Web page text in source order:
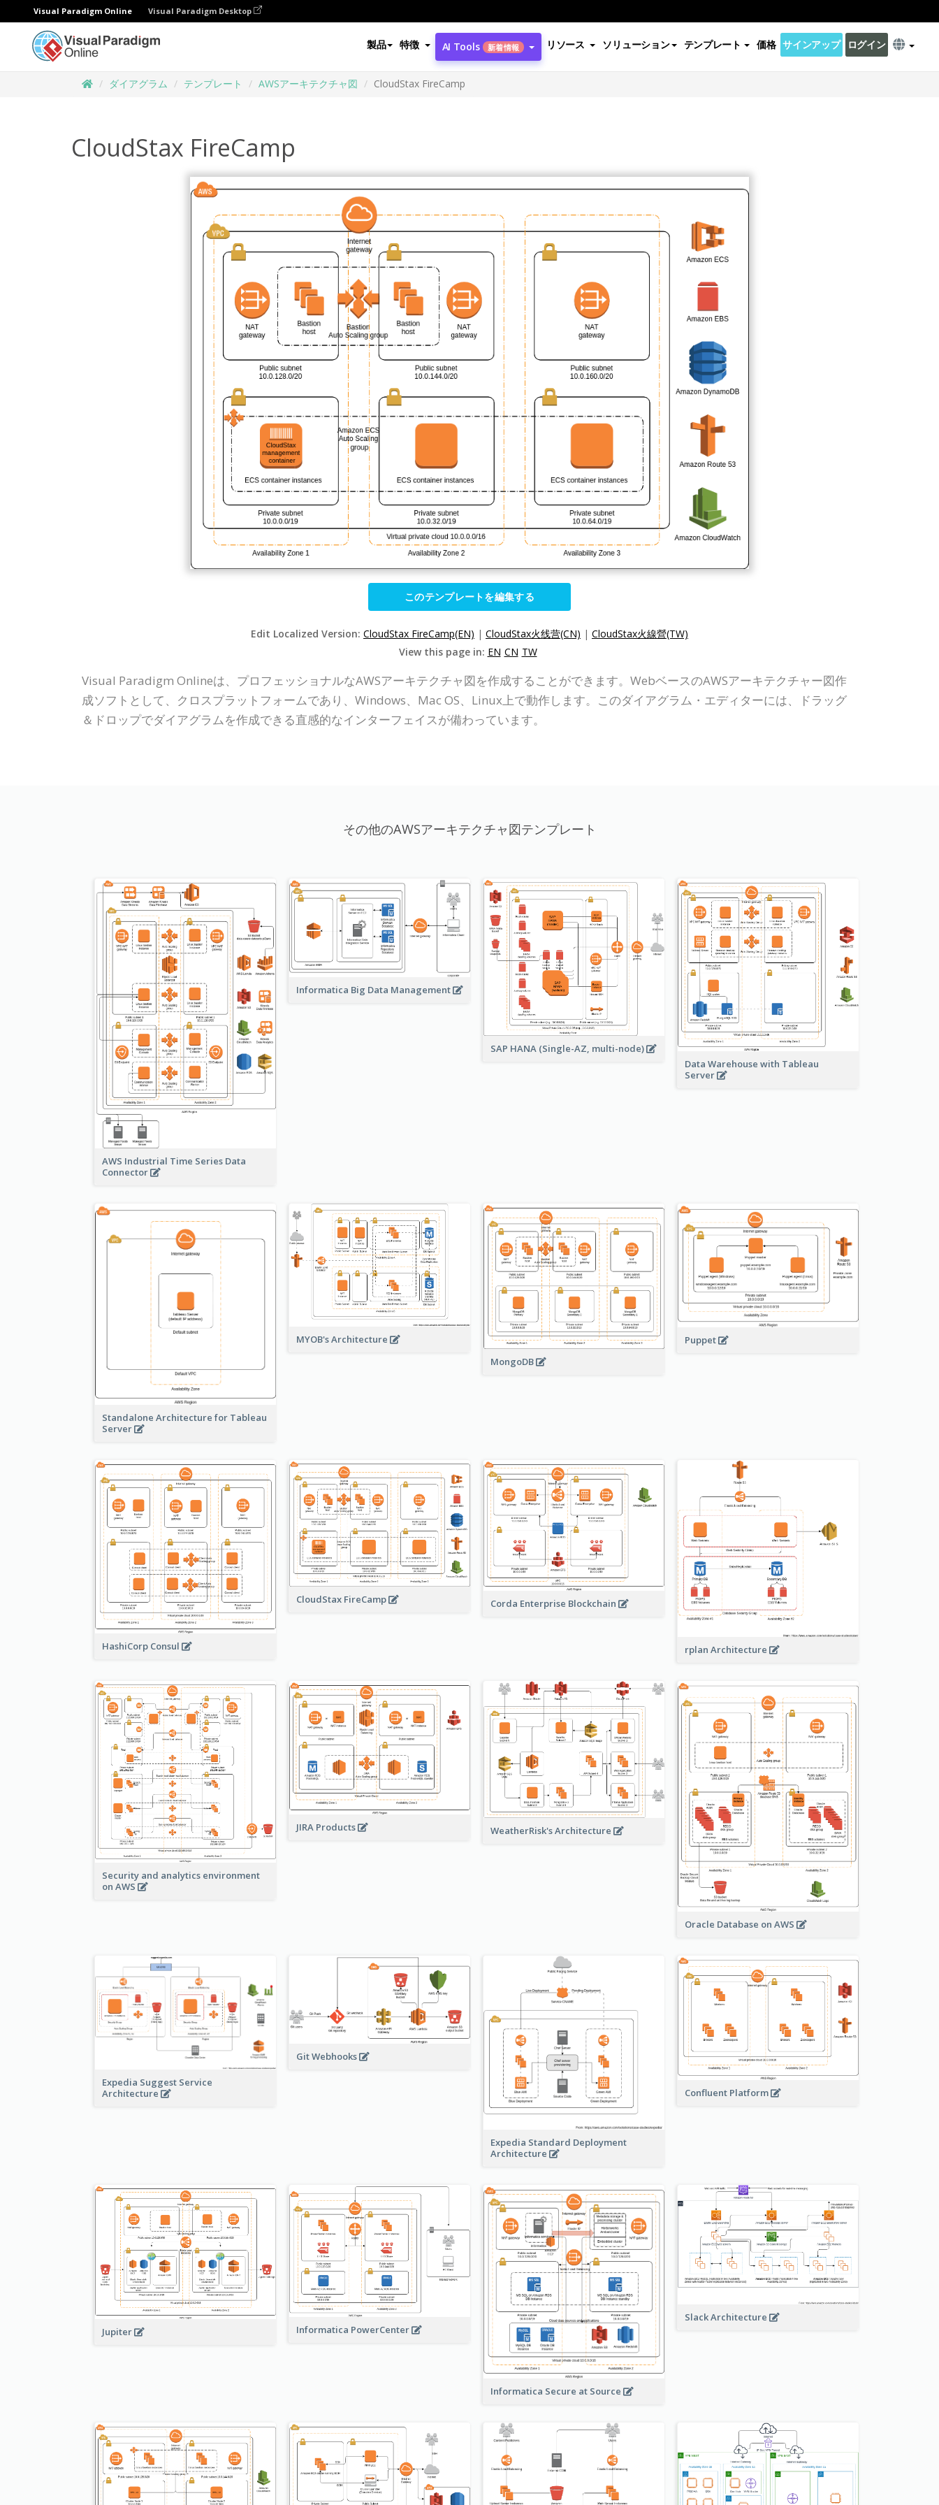
Visual Paradigm Online Visual Paradigm Desktop
製品 特徴 AI Tools 新着情報 リソース ソリューション テンプレート 価格 サインアップ ログイン
ダイアグラム テンプレート AWSアーキテクチャ図 CloudStax FireCamp
CloudStax FireCamp
このテンプレートを編集する
Edit Localized Version: CloudStax FireCamp(EN) | CloudStax火线营(CN) | CloudStax火線營(TW)
View this page in: EN CN TW
Visual Paradigm Onlineは、プロフェッショナルなAWSアーキテクチャ図を作成することができます。WebベースのAWSアーキテクチャー図作
成ソフトとして、クロスプラットフォームであり、Windows、Mac OS、Linux上で動作します。このダイアグラム・エディターには、ドラッグ
＆ドロップでダイアグラムを作成できる直感的なインターフェイスが備わっています。
その他のAWSアーキテクチャ図テンプレート
AWS Industrial Time Series Data
Connector
Informatica Big Data Management
SAP HANA (Single-AZ, multi-node)
Data Warehouse with Tableau
Server
Standalone Architecture for Tableau
Server
MYOB's Architecture
MongoDB
Puppet
HashiCorp Consul
CloudStax FireCamp Corda Enterprise Blockchain
rplan Architecture
Security and analytics environment
on AWS
JIRA Products WeatherRisk's Architecture
Oracle Database on AWS
Expedia Suggest Service
Architecture
Git Webhooks
Expedia Standard Deployment
Architecture
Confluent Platform
Jupiter Informatica PowerCenter
Informatica Secure at Source
Slack Architecture